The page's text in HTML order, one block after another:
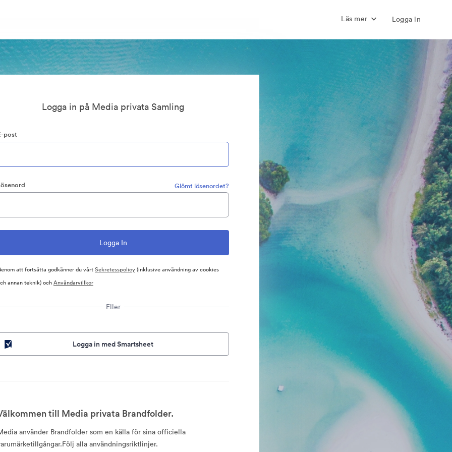
Läs mer Logga in
Logga in på Media privata Samling
post
Glömt lösenordet?
att fortsätta godkänner du vårtSekretesspolicy(inklusive användning av cookies
annan teknik) ochAnvändarvillkor
Eller
Logga in med Smartsheet
till Media privata Brandfolder.
använder Brandfolder som en källa för sina officiella
alla användningsriktlinjer.